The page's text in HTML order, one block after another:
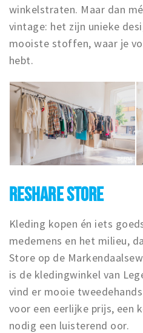
winkelstraten. Maar dan
vintage: het zijn unieke
mooiste stoffen, waar je
hebt.
RESHARE STORE
Kleding kopen én iets
medemens en het milieu,
Store op de
is de kledingwinkel van
vind er mooie
voor een eerlijke prijs, een
nodig een luisterend oor.